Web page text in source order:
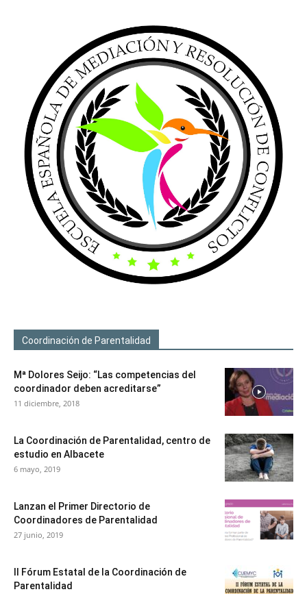
Coordinación de Parentalidad
Mª Dolores Seijo: “Las competencias del
coordinador deben acreditarse”
11 diciembre, 2018
La Coordinación de Parentalidad, centro de
estudio en Albacete
6 mayo, 2019
Lanzan el Primer Directorio de
Coordinadores de Parentalidad
27 junio, 2019
II Fórum Estatal de la Coordinación de
Parentalidad